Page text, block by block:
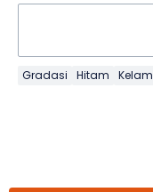
Gradasi Hitam Kelam